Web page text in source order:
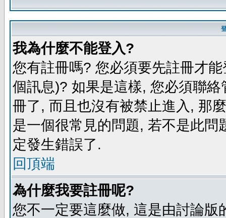
我為什麼不能登入?
您有註冊嗎? 您必須要先註冊才
個訊息)? 如果是這樣, 您必須聯
冊了, 而且也沒有被禁止進入, 那
是一個很常見的問題, 若不是此
定發生錯誤了.
回頂端
為什麼我要註冊呢?
您不一定要這麼做, 這是由討論